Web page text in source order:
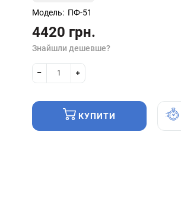
Модель: ПФ-51
4420 грн.
Знайшли дешевше?
КУПИТИ